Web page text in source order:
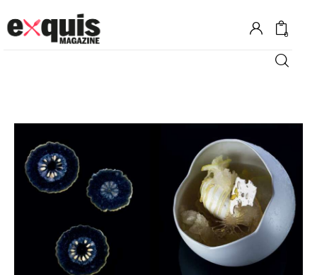
0
Gastronomie
Recettes
Shopping
Évènements